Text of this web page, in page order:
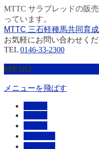
MTTC サラブレッドの販
っています。
MTTC 三石軽種馬共同育
お気軽にお問い合わせく
TEL 0146-33-2300
MENU
メニューを飛ばす